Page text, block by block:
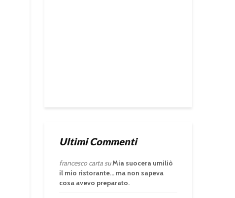
Ultimi Commenti
francesco cartasuMia suocera umiliò
il mio ristorante… ma non sapeva
cosa avevo preparato.